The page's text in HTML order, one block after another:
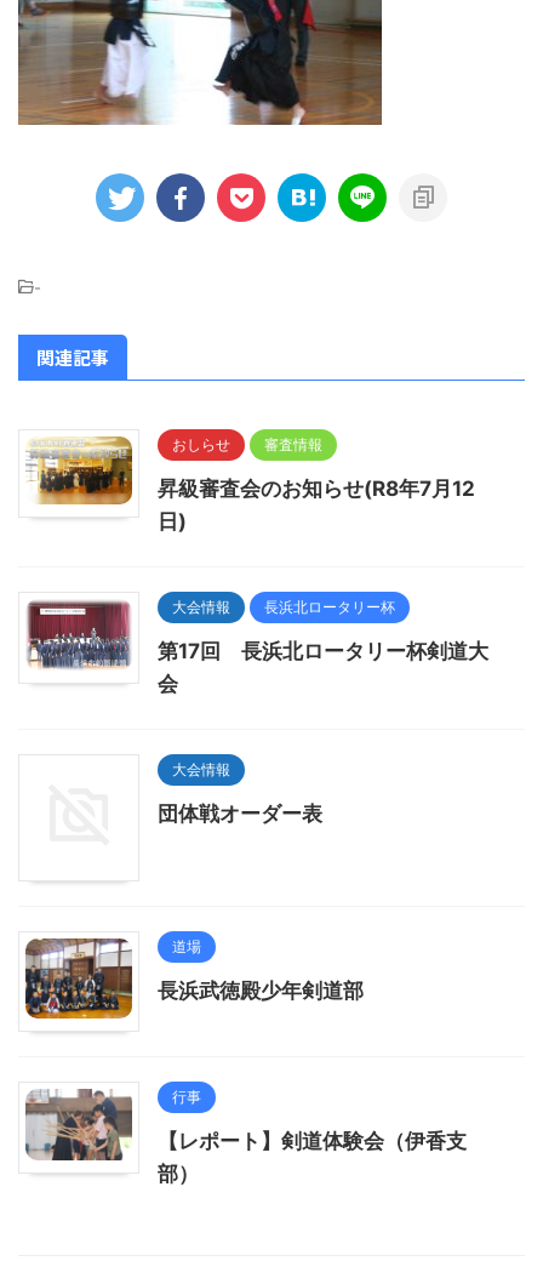
-
関連記事
おしらせ 審査情報
昇級審査会のお知らせ(R8年7月12
日)
大会情報 長浜北ロータリー杯
第17回 長浜北ロータリー杯剣道大
会
大会情報
団体戦オーダー表
道場
長浜武徳殿少年剣道部
行事
【レポート】剣道体験会（伊香支
部）